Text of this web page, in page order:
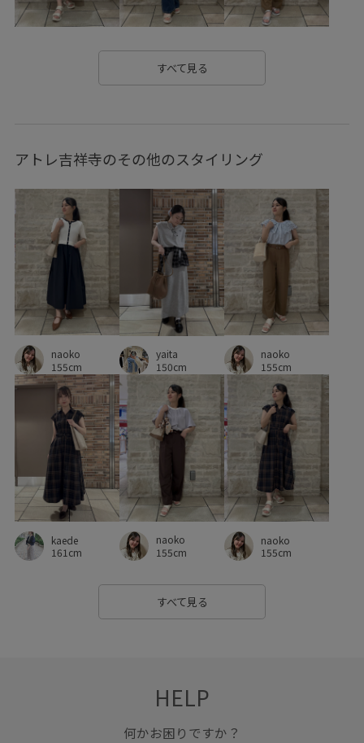
UVカット Wpickup_items お手入れしやすい
さりげないアクセント
ちゃんとプラスかわいい保証 ウエストマーク
クーポン対象商品 コットン コントラスト
コーディネートのアクセント コーディネートの主役
サスティナブル サステナブル サロペット シアー
シボ感 シャツ シャツワンピース ショート丈
シワになりにくい シンプル シンプルコーデ
ジャケット ジャンパースカート スカート スカーフ
スッキリ ストラップ ストレスフリー セット
セットアップ対象商品 チェーン
デイリーで活躍 デイリー使い トレンド感
トートバッグ ナイロン ニット ニット素材
ハリ感 ハーフパンツ フェイクレザー フリーサイズ
フレンチスリーブ プルオーバー ベスト ベーシック
ベーシックカラー ボーダー ポケット付き
ポーチ マニッシュ ミニバッグ
メッシュ モダン モチーフ
すべて見る
アトレ吉祥寺のその他のスタイリング
naoko
155cm
yaita
150cm
naoko
155cm
kaede
161cm
naoko
155cm
naoko
155cm
すべて見る
HELP
何かお困りですか？